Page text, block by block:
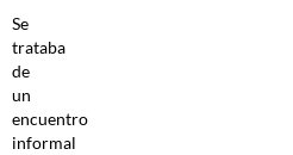
Se
trataba
de
un
encuentro
informal